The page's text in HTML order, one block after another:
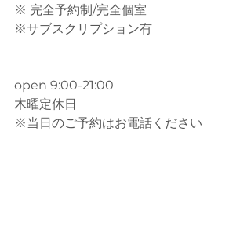
※ 完全予約制/完全個室
※サブスクリプション有
open 9:00-21:00
木曜定休日
※当日のご予約はお電話ください